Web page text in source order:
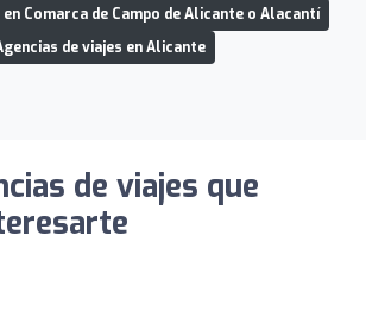
Comarca de Campo de Alicante o Alacantí
de viajes en Alicante
de viajes que